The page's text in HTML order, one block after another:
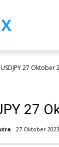
27 Oktober
27
27 Oktober 2023